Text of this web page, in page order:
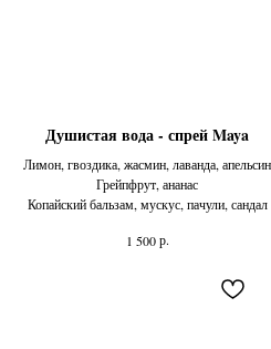
Душистая вода - спрей Maya
Лимон, гвоздика, жасмин, лаванда, апельсин
Грейпфрут, ананас
Копайский бальзам, мускус, пачули, сандал
1 500 р.